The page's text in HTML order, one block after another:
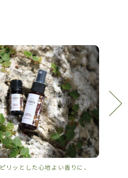
ッとした心地よい香りに、